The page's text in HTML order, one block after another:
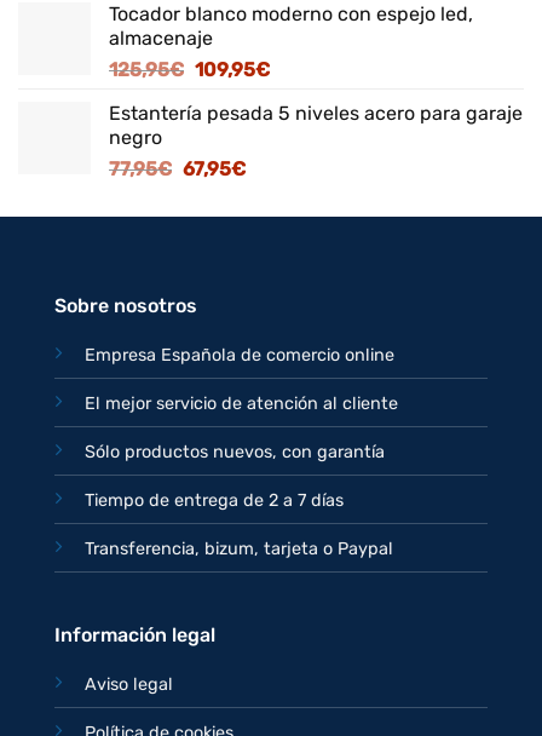
original
era:
82,95€.
actual
71,95€.
Tocador blanco moderno con espejo led,
almacenaje
125,95€ El
original
125,95€.
109,95€El
actual
Estantería pesada 5 niveles acero para garaje
negro
77,95€ El
original
67,95€El
actual
Sobre nosotros
Empresa Española de comercio online
El mejor servicio de atención al cliente
Sólo productos nuevos, con garantía
Tiempo de entrega de 2 a 7 días
Transferencia, bizum, tarjeta o Paypal
Información legal
Aviso legal